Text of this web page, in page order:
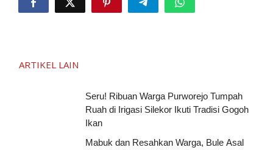
ARTIKEL LAIN
Seru! Ribuan Warga Purworejo Tumpah
Ruah di Irigasi Silekor Ikuti Tradisi Gogoh
Ikan
Mabuk dan Resahkan Warga, Bule Asal